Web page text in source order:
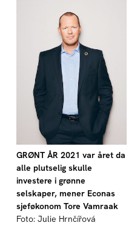
GRØNT ÅR 2021 var året da
alle plutselig skulle
investere i grønne
selskaper, mener Econas
sjeføkonom Tore Vamraak
Foto: Julie Hrnčířová